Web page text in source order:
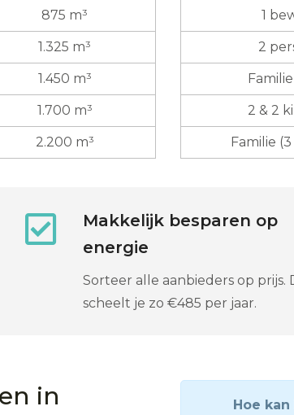
875 m³
1.325 m³
1.450 m³
1.700 m³
2.200 m³
1
2
2 & 2
Familie
Makkelijk besparen op
energie
Sorteer alle aanbieders op prijs.
scheelt je zo €485 per jaar.
in
Hoe